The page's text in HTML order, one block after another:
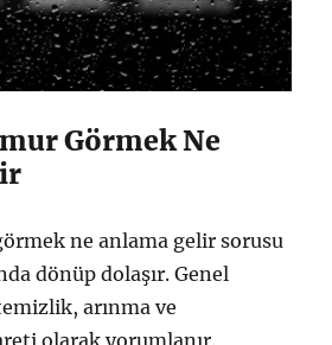
Görmek Ne
ne anlama gelir sorusu
dönüp dolaşır. Genel
arınma ve
olarak yorumlanır.